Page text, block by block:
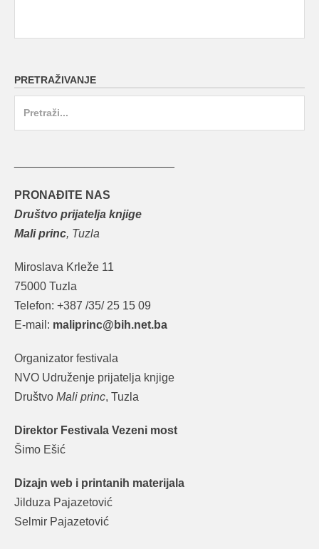
PRETRAŽIVANJE
PRONAĐITE NAS
Društvo prijatelja knjige
Mali princ, Tuzla
Miroslava Krleže 11
75000 Tuzla
Telefon: +387 /35/ 25 15 09
E-mail: maliprinc@bih.net.ba
Organizator festivala
NVO Udruženje prijatelja knjige
Društvo Mali princ, Tuzla
Direktor Festivala Vezeni most
Šimo Ešić
Dizajn web i printanih materijala
Jilduza Pajazetović
Selmir Pajazetović